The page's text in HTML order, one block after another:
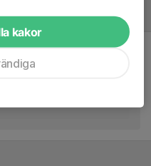
skrivet
kakor